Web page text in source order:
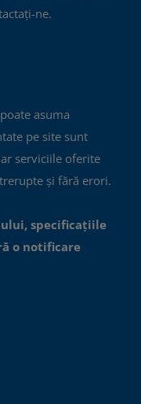
ne.
asuma
pe site sunt
serviciile oferite
și fără erori.
specificațiile
o notificare